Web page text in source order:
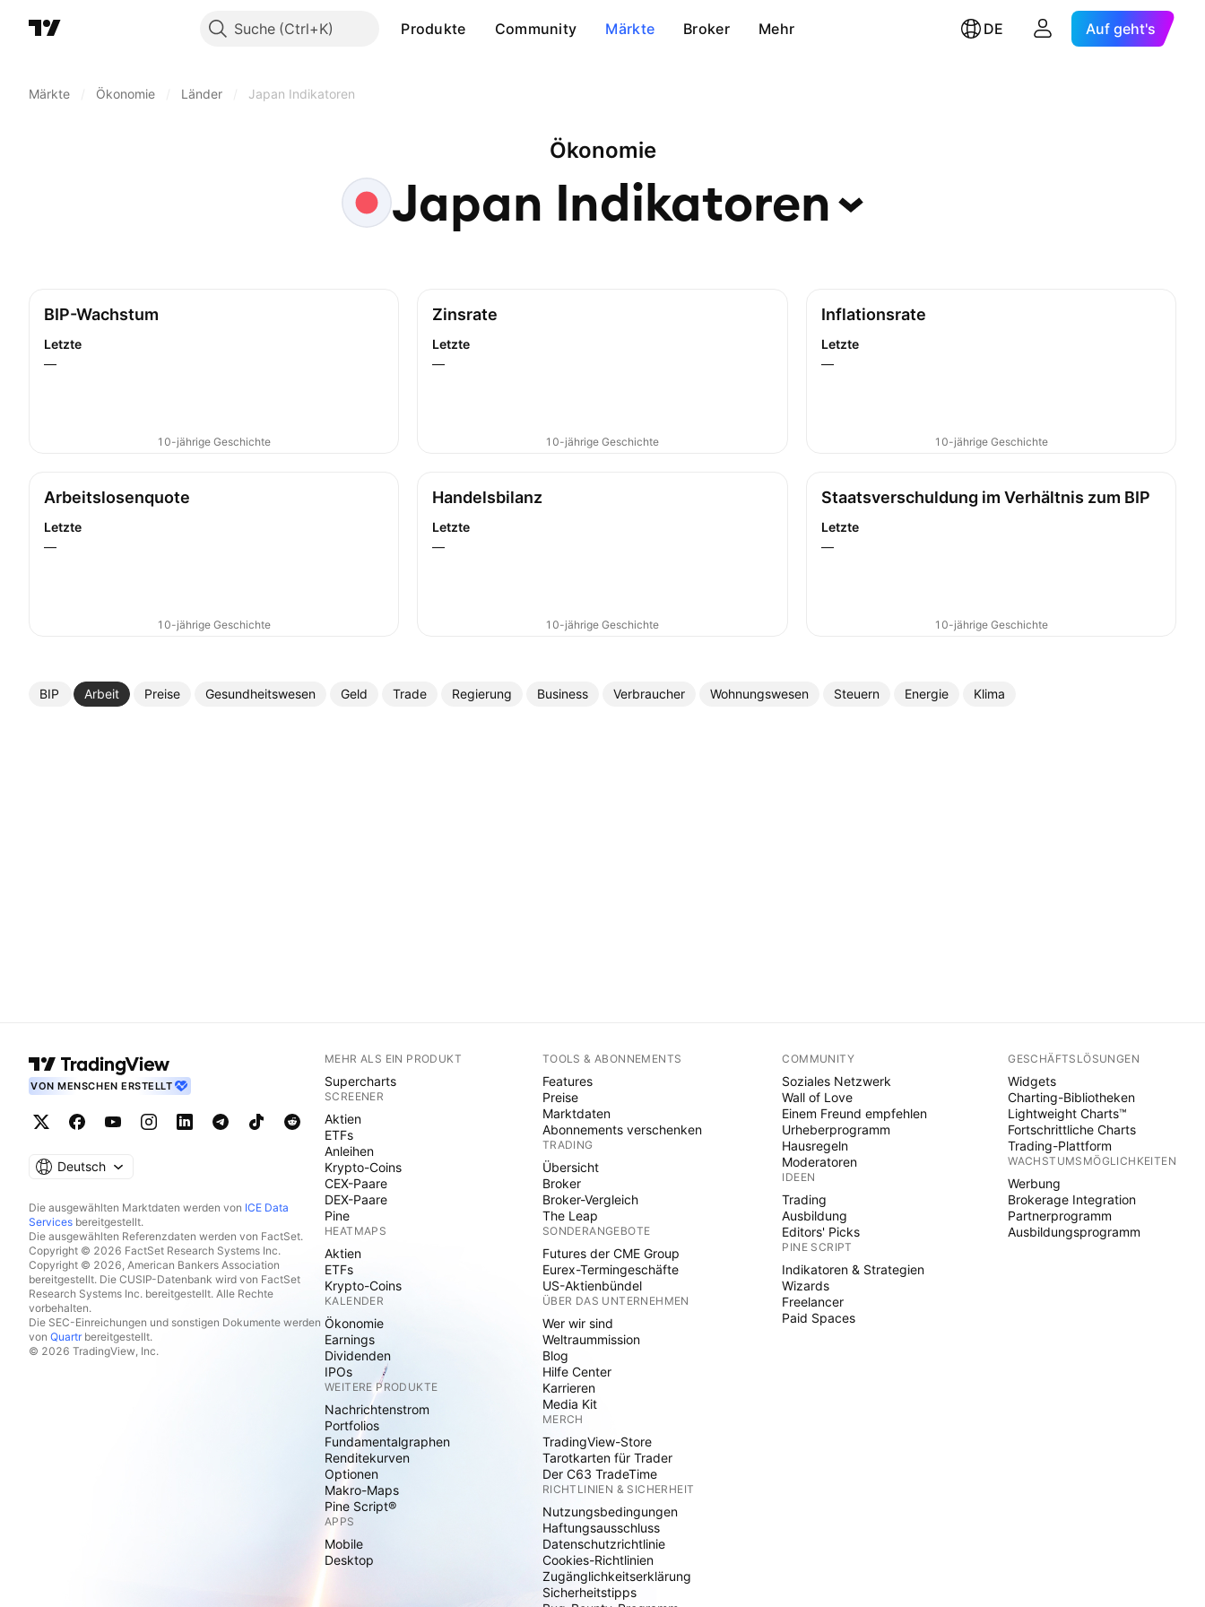
Suche Produkte Community Märkte Broker Mehr DE Auf geht's
Märkte Ökonomie Länder Japan Indikatoren
Ökonomie
Japan Indikatoren
BIP-Wachstum
Letzte
—
10-jährige Geschichte
Zinsrate
Letzte
—
10-jährige Geschichte
Inflationsrate
Letzte
—
10-jährige Geschichte
Arbeitslosenquote
Letzte
—
10-jährige Geschichte
Handelsbilanz
Letzte
—
10-jährige Geschichte
Staatsverschuldung im Verhältnis zum BIP
Letzte
—
10-jährige Geschichte
BIP Arbeit Preise Gesundheitswesen Geld Trade Regierung Business Verbraucher Wohnungswesen Steuern Energie Klima
Mehr
VON MENSCHEN ERSTELLT
Deutsch
Die ausgewählten Marktdaten werden von ICE Data
Services bereitgestellt.
Die ausgewählten Referenzdaten werden von FactSet.
Copyright © 2026 FactSet Research Systems Inc.
Copyright © 2026, American Bankers Association
bereitgestellt. Die CUSIP-Datenbank wird von FactSet
Research Systems Inc. bereitgestellt. Alle Rechte
vorbehalten.
Die SEC-Einreichungen und sonstigen Dokumente werden
von Quartrbereitgestellt.
© 2026 TradingView, Inc.
MEHR ALS EIN PRODUKT
Supercharts
SCREENER
Aktien
ETFs
Anleihen
Krypto-Coins
CEX-Paare
DEX-Paare
Pine
HEATMAPS
Aktien
ETFs
Krypto-Coins
KALENDER
Ökonomie
Earnings
Dividenden
IPOs
WEITERE PRODUKTE
Nachrichtenstrom
Portfolios
Fundamentalgraphen
Renditekurven
Optionen
Makro-Maps
Pine Script®
APPS
Mobile
Desktop
TOOLS & ABONNEMENTS
Features
Preise
Marktdaten
Abonnements verschenken
TRADING
Übersicht
Broker
Broker-Vergleich
The Leap
SONDERANGEBOTE
Futures der CME Group
Eurex-Termingeschäfte
US-Aktienbündel
ÜBER DAS UNTERNEHMEN
Wer wir sind
Weltraummission
Blog
Hilfe Center
Karrieren
Media Kit
MERCH
TradingView-Store
Tarotkarten für Trader
Der C63 TradeTime
RICHTLINIEN & SICHERHEIT
Nutzungsbedingungen
Haftungsausschluss
Datenschutzrichtlinie
Cookies-Richtlinien
Zugänglichkeitserklärung
Sicherheitstipps
COMMUNITY
Soziales Netzwerk
Wall of Love
Einem Freund empfehlen
Urheberprogramm
Hausregeln
Moderatoren
IDEEN
Trading
Ausbildung
Editors' Picks
PINE SCRIPT
Indikatoren & Strategien
Wizards
Freelancer
Paid Spaces
GESCHÄFTSLÖSUNGEN
Widgets
Charting-Bibliotheken
Lightweight Charts™
Fortschrittliche Charts
Trading-Plattform
WACHSTUMSMÖGLICHKEITEN
Werbung
Brokerage Integration
Partnerprogramm
Ausbildungsprogramm